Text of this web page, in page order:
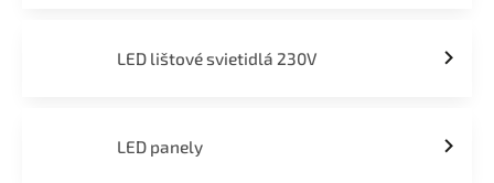
LED lištové svietidlá 230V
LED panely